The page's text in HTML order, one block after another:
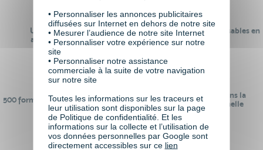
Un réseau de 22 000
anciens participants
100% des formations réalisables en
digital learning
500 formations pour se préparer au
monde de demain
24 ans d'expérience dans la
formation professionnelle
• Personnaliser les annonces publicitaires
diffusées sur Internet en dehors de notre site
• Mesurer l’audience de notre site Internet
• Personnaliser votre expérience sur notre
site
• Personnaliser notre assistance
commerciale à la suite de votre navigation
sur notre site
Toutes les informations sur les traceurs et
leur utilisation sont disponibles sur la page
de Politique de confidentialité. Et les
informations sur la collecte et l’utilisation de
vos données personnelles par Google sont
directement accessibles sur ce lien